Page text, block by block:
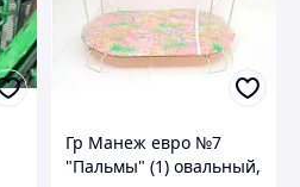
Гр Манеж евро №7
"Пальмы" (1) овальный,